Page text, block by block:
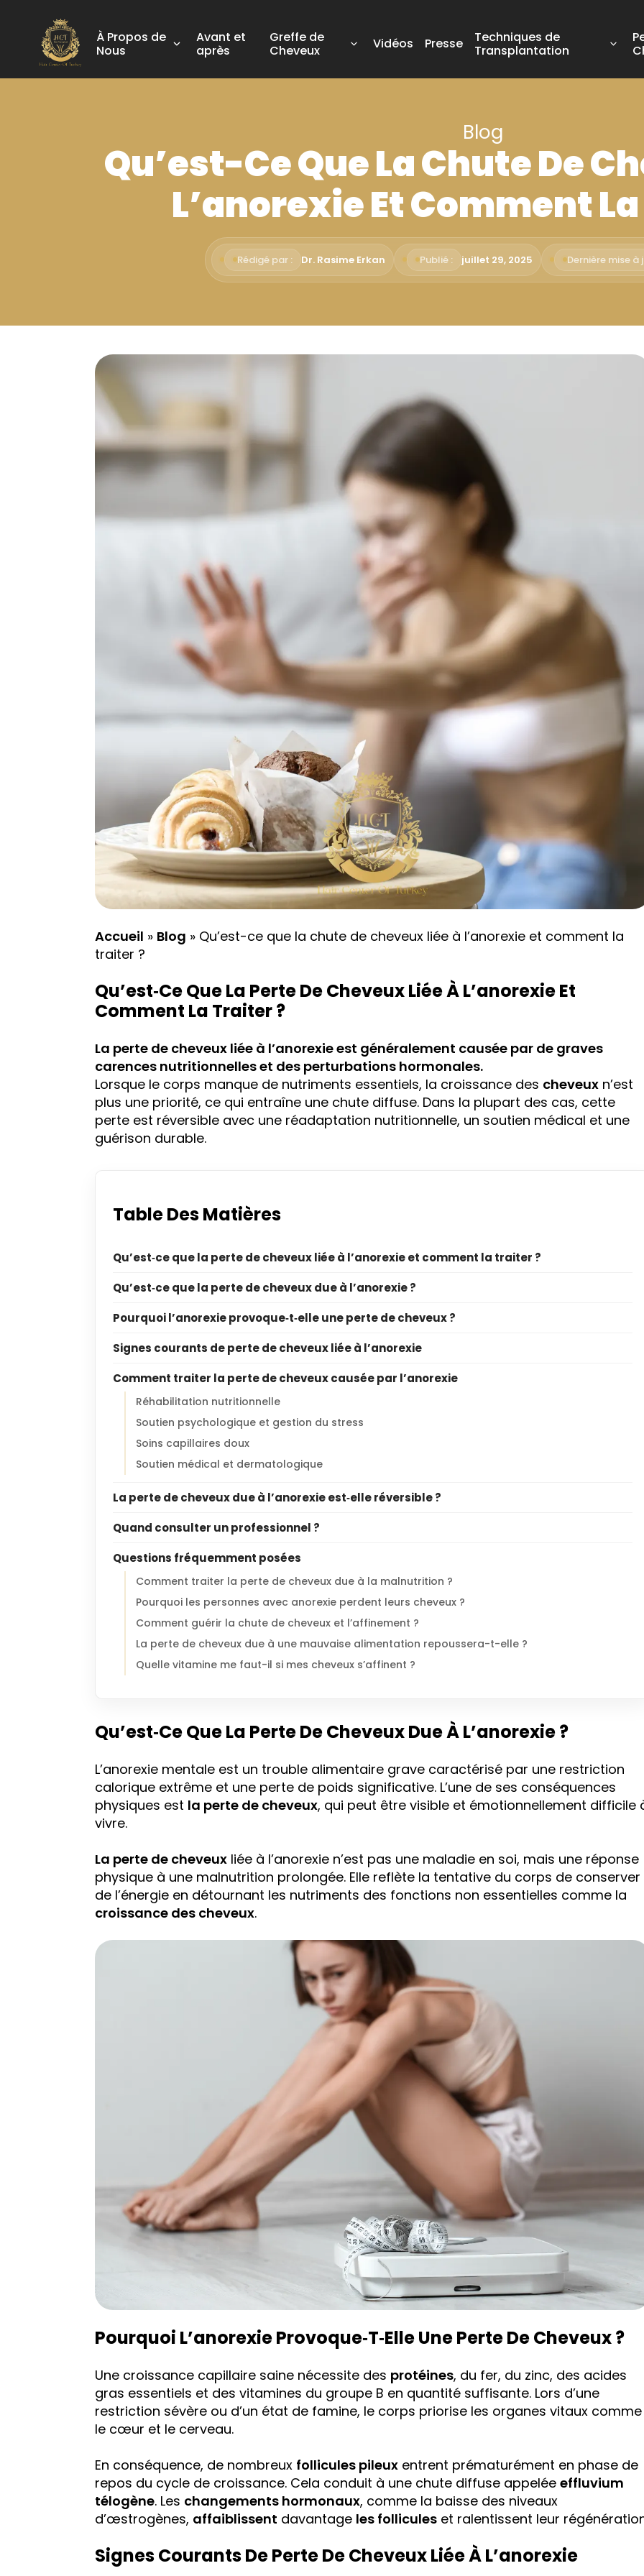
À Propos de
Nous
Avant et
après
Greffe de
Cheveux
Vidéos Presse
Techniques de
Transplantation
Blog
Qu’est-Ce Que La Chute De
L’anorexie Et Comment
Rédigé par : Dr. Rasime Erkan Publié : juillet 29, 2025 Dernière mise à
Accueil » Blog » Qu’est-ce que la chute de cheveux liée à l’anorexie et comment la
traiter ?
Qu’est‑ce Que La Perte De Cheveux Liée À L’anorexie Et
Comment La Traiter ?
La perte de cheveux liée à l’anorexie est généralement causée par de graves
carences nutritionnelleset des perturbations hormonales.
Lorsque le corps manque de nutriments essentiels, la croissance des cheveux n’est
plus une priorité, ce qui entraîne une chute diffuse. Dans la plupart des cas, cette
perte est réversible avec une réadaptation nutritionnelle, un soutien médical et une
guérison durable.
Table Des Matières
Qu’est‑ce que la perte de cheveux liée à l’anorexie et comment la traiter ?
Qu’est‑ce que la perte de cheveux due à l’anorexie ?
Pourquoi l’anorexie provoque‑t‑elle une perte de cheveux ?
Signes courants de perte de cheveux liée à l’anorexie
Comment traiter la perte de cheveux causée par l’anorexie
Réhabilitation nutritionnelle
Soutien psychologique et gestion du stress
Soins capillaires doux
Soutien médical et dermatologique
La perte de cheveux due à l’anorexie est‑elle réversible ?
Quand consulter un professionnel ?
Questions fréquemment posées
Comment traiter la perte de cheveux due à la malnutrition ?
Pourquoi les personnes avec anorexie perdent leurs cheveux ?
Comment guérir la chute de cheveux et l’affinement ?
La perte de cheveux due à une mauvaise alimentation repoussera-t-elle ?
Quelle vitamine me faut-il si mes cheveux s’affinent ?
Qu’est‑ce Que La Perte De Cheveux Due À L’anorexie ?
L’anorexie mentale est un trouble alimentaire grave caractérisé par une restriction
calorique extrême et une perte de poids significative. L’une de ses conséquences
physiques est la perte de cheveux, qui peut être visible et émotionnellement difficile
vivre.
La perte de cheveux liée à l’anorexie n’est pas une maladie en soi, mais une réponse
physique à une malnutrition prolongée. Elle reflète la tentative du corps de conserver
de l’énergie en détournant les nutriments des fonctions non essentielles comme la
croissance des cheveux.
Pourquoi L’anorexie Provoque‑t‑elle Une Perte De Cheveux ?
Une croissance capillaire saine nécessite des protéines, du fer, du zinc, des acides
gras essentiels et des vitamines du groupe B en quantité suffisante. Lors d’une
restriction sévère ou d’un état de famine, le corps priorise les organes vitaux comme
le cœur et le cerveau.
En conséquence, de nombreux follicules pileux entrent prématurément en phase de
repos du cycle de croissance. Cela conduit à une chute diffuse appelée effluvium
télogène. Les changements hormonaux, comme la baisse des niveaux
d’œstrogènes, affaiblissent davantage les follicules et ralentissent leur
Signes Courants De Perte De Cheveux Liée À L’anorexie